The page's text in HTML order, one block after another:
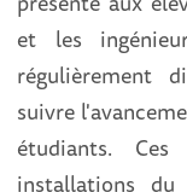
et les
régulièrement
suivre
étudiants.
installations du